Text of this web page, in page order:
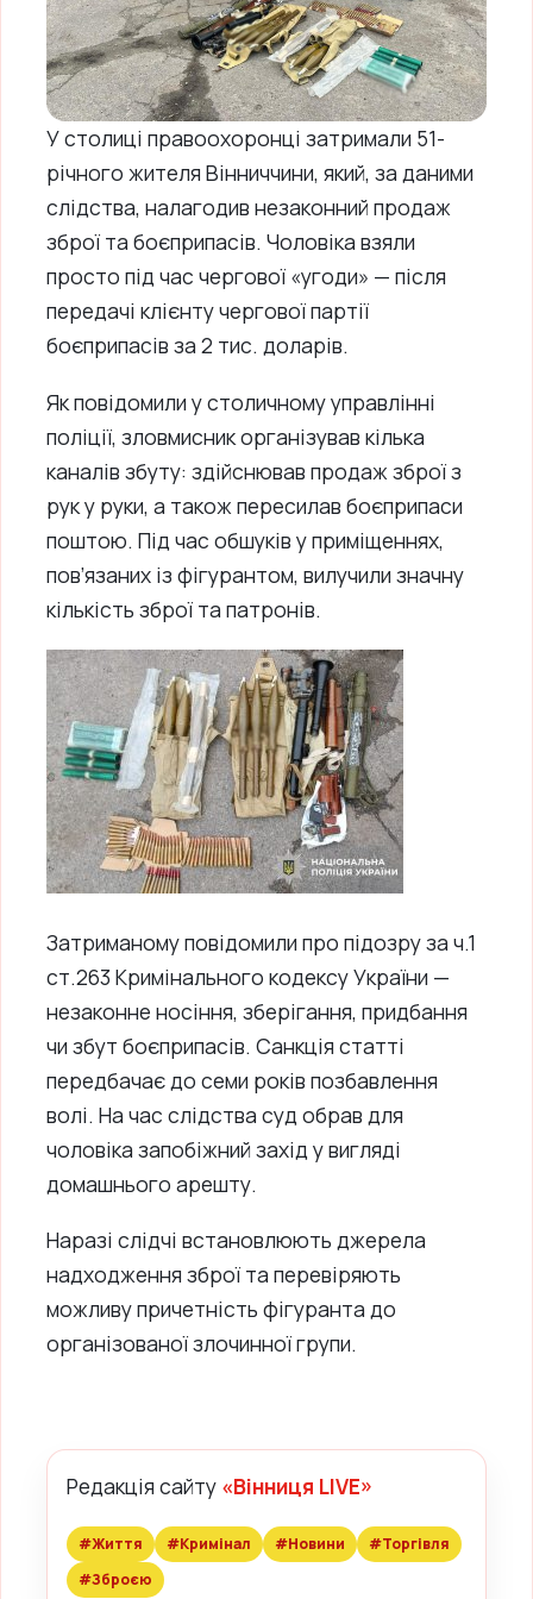
У столиці правоохоронці затримали 51-
річного жителя Вінниччини, який, за даними
слідства, налагодив незаконний продаж
зброї та боєприпасів. Чоловіка взяли
просто під час чергової «угоди» — після
передачі клієнту чергової партії
боєприпасів за 2 тис. доларів.
Як повідомили у столичному управлінні
поліції, зловмисник організував кілька
каналів збуту: здійснював продаж зброї з
рук у руки, а також пересилав боєприпаси
поштою. Під час обшуків у приміщеннях,
пов’язаних із фігурантом, вилучили значну
кількість зброї та патронів.
Затриманому повідомили про підозру за ч.1
ст.263 Кримінального кодексу України —
незаконне носіння, зберігання, придбання
чи збут боєприпасів. Санкція статті
передбачає до семи років позбавлення
волі. На час слідства суд обрав для
чоловіка запобіжний захід у вигляді
домашнього арешту.
Наразі слідчі встановлюють джерела
надходження зброї та перевіряють
можливу причетність фігуранта до
організованої злочинної групи.
Редакція сайту «Вінниця LIVE»
#Життя #Кримінал #Новини
#Торгівля
#Зброєю